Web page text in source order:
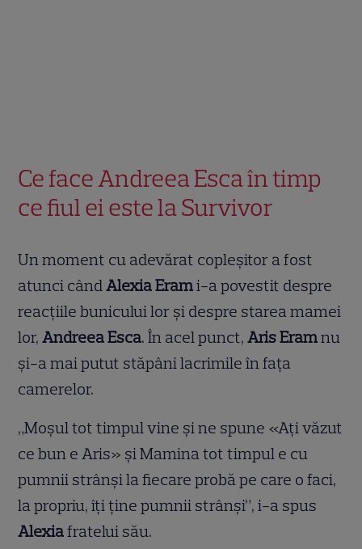
Ce face Andreea Esca în timp
ce fiul ei este la Survivor
Un moment cu adevărat copleșitor a fost
atunci cândAlexia Erami-a povestit despre
reacțiile bunicului lor și despre starea mamei
lor,Andreea Esca. În acel punct,Aris Eramnu
și-a mai putut stăpâni lacrimile în fața
camerelor.
„Moșul tot timpul vine și ne spune «Ați văzut
ce bun e Aris» și Mamina tot timpul e cu
pumnii strânși la fiecare probă pe care o faci,
la propriu, îți ține pumnii strânși”, i-a spus
Alexiafratelui său.